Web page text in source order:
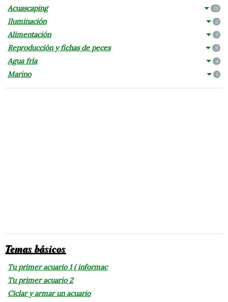
Acuascaping 15
Iluminación 2
Alimentación 5
Reproducción y fichas de peces 9
Agua fría 4
Marino 1
Temas básicos
Tu primer acuario 1 ( informac
Tu primer acuario 2
Ciclar y armar un acuario